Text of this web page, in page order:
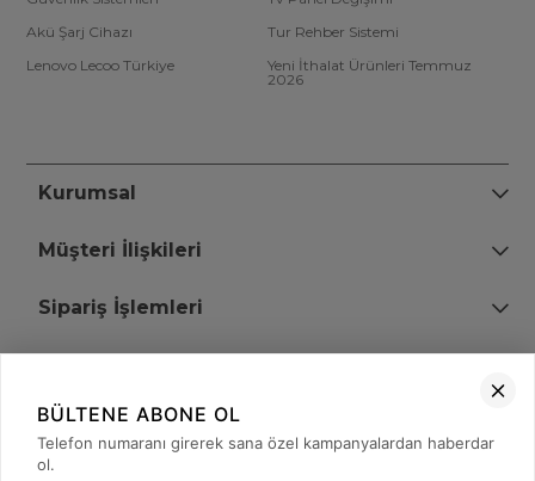
Akü Şarj Cihazı
Tur Rehber Sistemi
Lenovo Lecoo Türkiye
Yeni İthalat Ürünleri Temmuz
2026
Kurumsal
Müşteri İlişkileri
Sipariş İşlemleri
+90 (850) 473 08 08
BÜLTENE ABONE OL
Telefon numaranı girerek sana özel kampanyalardan haberdar
ol.